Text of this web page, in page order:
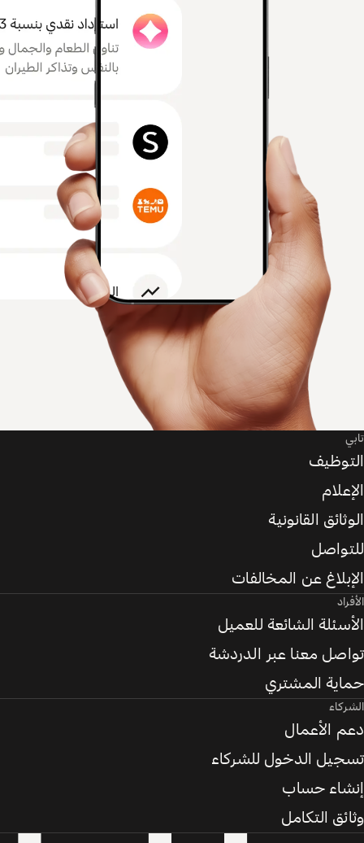
تابي
التوظيف
الإعلام
الوثائق القانونية
للتواصل
الإبلاغ عن المخالفات
الأفراد
الأسئلة الشائعة للعميل
تواصل معنا عبر الدردشة
حماية المشتري
الشركاء
دعم الأعمال
تسجيل الدخول للشركاء
إنشاء حساب
وثائق التكامل